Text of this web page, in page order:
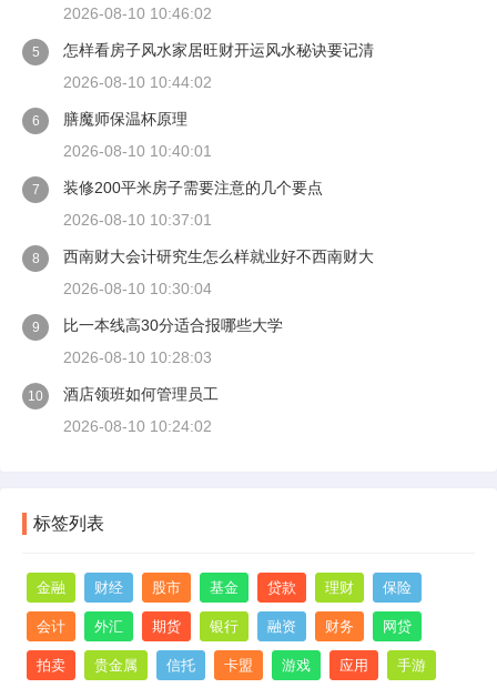
2026-08-10 10:46:02
5
怎样看房子风水家居旺财开运风水秘诀要记清
2026-08-10 10:44:02
6
膳魔师保温杯原理
2026-08-10 10:40:01
7
装修200平米房子需要注意的几个要点
2026-08-10 10:37:01
8
西南财大会计研究生怎么样就业好不西南财大
2026-08-10 10:30:04
9
比一本线高30分适合报哪些大学
2026-08-10 10:28:03
10
酒店领班如何管理员工
2026-08-10 10:24:02
标签列表
金融 财经 股市 基金 贷款 理财 保险
会计 外汇 期货 银行 融资 财务 网贷
拍卖 贵金属 信托 卡盟 游戏 应用 手游